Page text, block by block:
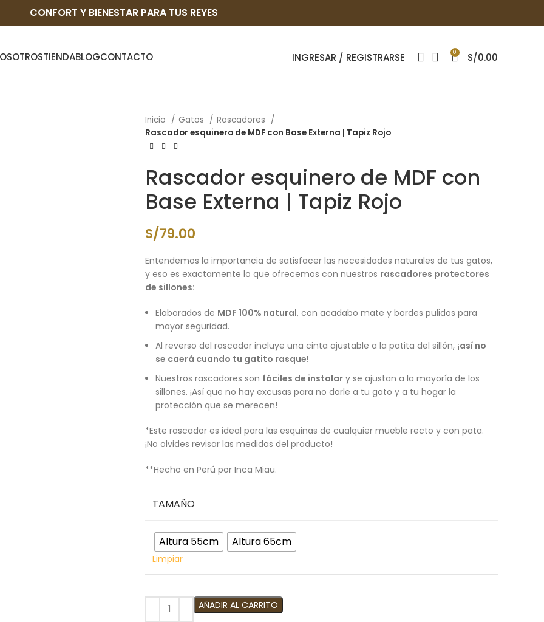
CONFORT Y BIENESTAR PARA TUS REYES
TIENDABLOGCONTACTO INGRESAR / REGISTRARSE 0 S/0.00
Inicio Gatos
Rascadores
Rascador esquinero de MDF con Base Externa | Tapiz Rojo
Rascador esquinero de MDF con
Base Externa | Tapiz Rojo
S/79.00
Entendemos la importancia de satisfacer las necesidades naturales de tus gatos,
y eso es exactamente lo que ofrecemos con nuestros rascadores protectores
de sillones:
Elaborados de MDF 100% natural, con acadabo mate y bordes pulidos para
mayor seguridad.
Al reverso del rascador incluye una cinta ajustable a la patita del sillón, ¡así no
se caerá cuando tu gatito rasque!
Nuestros rascadores son fáciles de instalar y se ajustan a la mayoría de los
sillones. ¡Así que no hay excusas para no darle a tu gato y a tu hogar la
protección que se merecen!
*Este rascador es ideal para las esquinas de cualquier mueble recto y con pata.
¡No olvides revisar las medidas del producto!
**Hecho en Perú por Inca Miau.
TAMAÑO
Altura 55cm Altura 65cm
Limpiar
AÑADIR AL CARRITO